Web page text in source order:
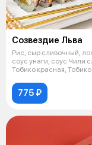
Созвездие Льва
Рис, сыр сливочный,
соус унаги, соус Чили
Тобико красная,
775 ₽